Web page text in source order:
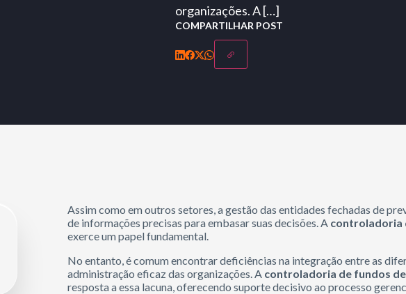
organizações. A […]
COMPARTILHAR POST
Assim como em outros setores, a gestão das entidades fechadas de
de informações precisas para embasar suas decisões. A controladoria
exerce um papel fundamental.
No entanto, é comum encontrar deficiências na integração entre as
administração eficaz das organizações. A controladoria de fundos
resposta a essa lacuna, oferecendo suporte decisivo ao processo